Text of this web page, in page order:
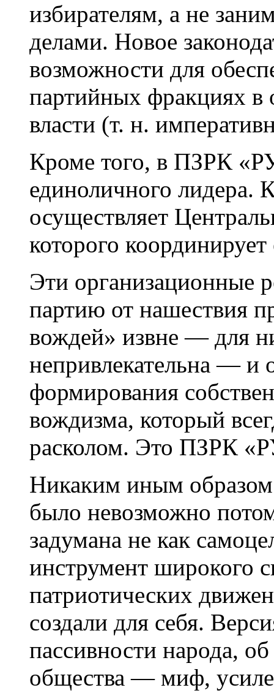
избирателям, а не
делами. Новое
возможности для
партийных фракциях в
власти (т. н.
Кроме того, в ПЗРК
единоличного лидера.
осуществляет
которого координирует
Эти организационные
партию от нашествия
вождей» извне —для
непривлекательна —и
формирования
вождизма, который
расколом. Это ПЗРК
Никаким иным
было невозможно
задумана не как
инструмент широкого
патриотических
создали для себя.
пассивности народа,
общества —миф,